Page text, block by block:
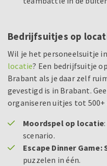
Bedrijfsuitjes op
Wil je het personeelsuitje
locatie? Een bedrijfsuitje
Brabant als je daar zelf
gevestigd is in Brabant.
organiseren uitjes tot
Moordspel op locatie
scenario.
Escape Dinner Game:
puzzelen in één.